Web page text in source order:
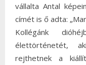
vállalta Antal
címét is ő adta:
Kollégánk
élettörténetét,
rejthetnek a